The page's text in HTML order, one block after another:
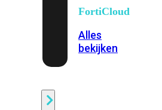
FortiCloud
Alles
bekijken